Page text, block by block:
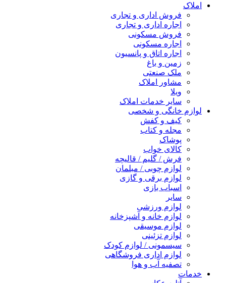
املاک
فروش اداری و تجاری
اجاره اداری و تجاری
فروش مسکونی
اجاره مسکونی
اجاره اتاق و پانسیون
زمین و باغ
ملک صنعتی
مشاور املاک
ویلا
سایر خدمات املاک
لوازم خانگی و شخصی
کیف و کفش
مجله و کتاب
پوشاک
کالای خواب
فرش / گلیم / قالیچه
لوازم چوبی / مبلمان
لوازم برقی و گازی
اسباب بازی
سایر
لوازم ورزشی
لوازم خانه و آشپزخانه
لوازم موسیقی
لوازم تزئینی
سیسمونی / لوازم کودک
لوازم اداری فروشگاهی
تصفیه آب و هوا
خدمات